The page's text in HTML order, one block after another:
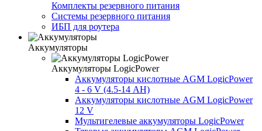
Комплекты резервного питания
Системы резервного питания
ИБП для роутера
Аккумуляторы
Аккумуляторы LogicPower
Аккумуляторы кислотные AGM LogicPower
4 - 6 V (4.5-14 АН)
Аккумуляторы кислотные AGM LogicPower
12 V
Мультигелевые аккумуляторы LogicPower